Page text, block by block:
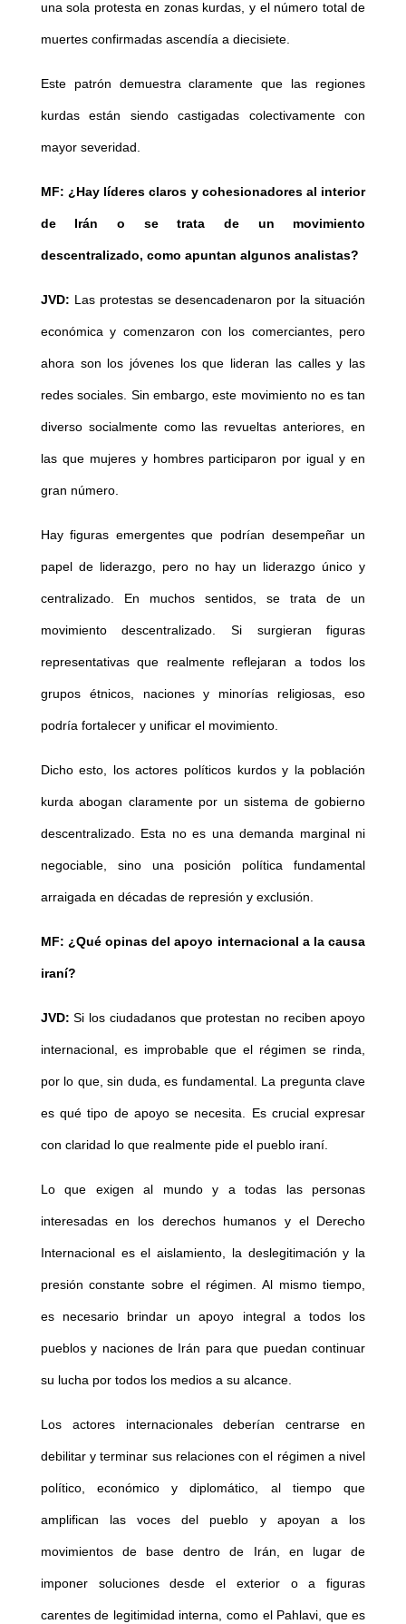
una sola protesta en zonas kurdas, y el número total de
muertes confirmadas ascendía a diecisiete.
Este patrón demuestra claramente que las regiones
kurdas están siendo castigadas colectivamente con
mayor severidad.
MF: ¿Hay líderes claros y cohesionadores al interior
de Irán o se trata de un movimiento
descentralizado, como apuntan algunos analistas?
JVD: Las protestas se desencadenaron por la situación
económica y comenzaron con los comerciantes, pero
ahora son los jóvenes los que lideran las calles y las
redes sociales. Sin embargo, este movimiento no es tan
diverso socialmente como las revueltas anteriores, en
las que mujeres y hombres participaron por igual y en
gran número.
Hay figuras emergentes que podrían desempeñar un
papel de liderazgo, pero no hay un liderazgo único y
centralizado. En muchos sentidos, se trata de un
movimiento descentralizado. Si surgieran figuras
representativas que realmente reflejaran a todos los
grupos étnicos, naciones y minorías religiosas, eso
podría fortalecer y unificar el movimiento.
Dicho esto, los actores políticos kurdos y la población
kurda abogan claramente por un sistema de gobierno
descentralizado. Esta no es una demanda marginal ni
negociable, sino una posición política fundamental
arraigada en décadas de represión y exclusión.
MF: ¿Qué opinas del apoyo internacional a la causa
iraní?
JVD:Si los ciudadanos que protestan no reciben apoyo
internacional, es improbable que el régimen se rinda,
por lo que, sin duda, es fundamental. La pregunta clave
es qué tipo de apoyo se necesita. Es crucial expresar
con claridad lo que realmente pide el pueblo iraní.
Lo que exigen al mundo y a todas las personas
interesadas en los derechos humanos y el Derecho
Internacional es el aislamiento, la deslegitimación y la
presión constante sobre el régimen. Al mismo tiempo,
es necesario brindar un apoyo integral a todos los
pueblos y naciones de Irán para que puedan continuar
su lucha por todos los medios a su alcance.
Los actores internacionales deberían centrarse en
debilitar y terminar sus relaciones con el régimen a nivel
político, económico y diplomático, al tiempo que
amplifican las voces del pueblo y apoyan a los
movimientos de base dentro de Irán, en lugar de
imponer soluciones desde el exterior o a figuras
carentes de legitimidad interna, como el Pahlavi, que es